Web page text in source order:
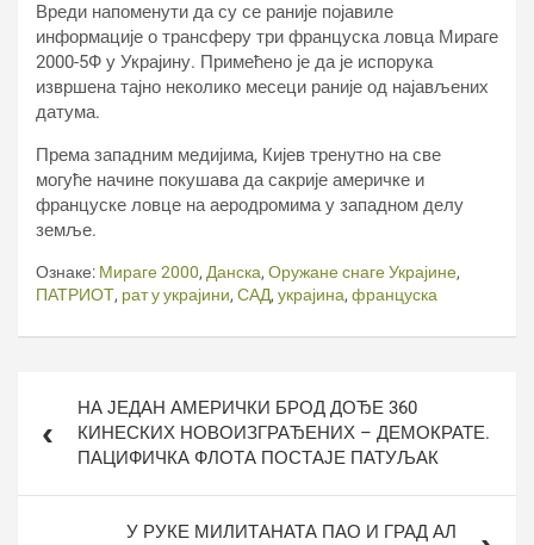
Вреди напоменути да су се раније појавиле
информације о трансферу три француска ловца Мираге
2000-5Ф у Украјину. Примећено је да је испорука
извршена тајно неколико месеци раније од најављених
датума.
Према западним медијима, Кијев тренутно на све
могуће начине покушава да сакрије америчке и
француске ловце на аеродромима у западном делу
земље.
Ознаке: Мираге 2000, Данска, Оружане снаге Украјине,
ПАТРИОТ, рат у украјини, САД, украјина, француска
чланкаНА ЈЕДАН АМЕРИЧКИ БРОД ДОЂЕ 360
КИНЕСКИХ НОВОИЗГРАЂЕНИХ – ДЕМОКРАТЕ.
ПАЦИФИЧКА ФЛОТА ПОСТАЈЕ ПАТУЉАК
У РУКЕ МИЛИТАНАТА ПАО И ГРАД АЛ